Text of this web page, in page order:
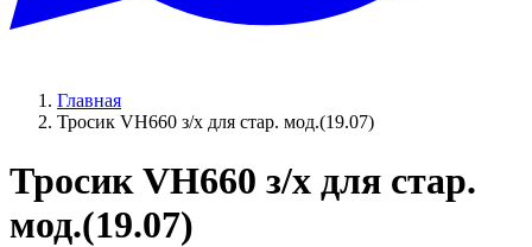
Главная
Тросик VH660 з/х для стар. мод.(19.07)
Тросик VH660 з/х для стар.
мод.(19.07)